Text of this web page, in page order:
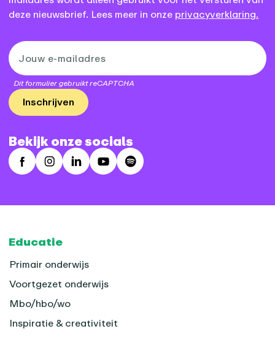
deze nieuwsbrief. Lees meer in onze privacyverklaring.
Dit formulier gebruikt reCAPTCHA
Inschrijven
Bekijk onze socials
FacebookInstagram
LinkedInYoutubeSpotify
Footer
Educatie
Primair onderwijs
Voortgezet onderwijs
Mbo/hbo/wo
Inspiratie & creativiteit